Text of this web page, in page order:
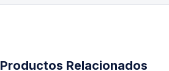
Productos Relacionados